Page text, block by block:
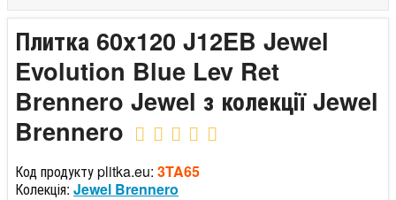
Плитка 60x120 J12EB Jewel
Evolution Blue Lev Ret
Brennero Jewel з колекції Jewel
Brennero
Код продукту plitka.eu: 3TA65
Колекція: Jewel Brennero